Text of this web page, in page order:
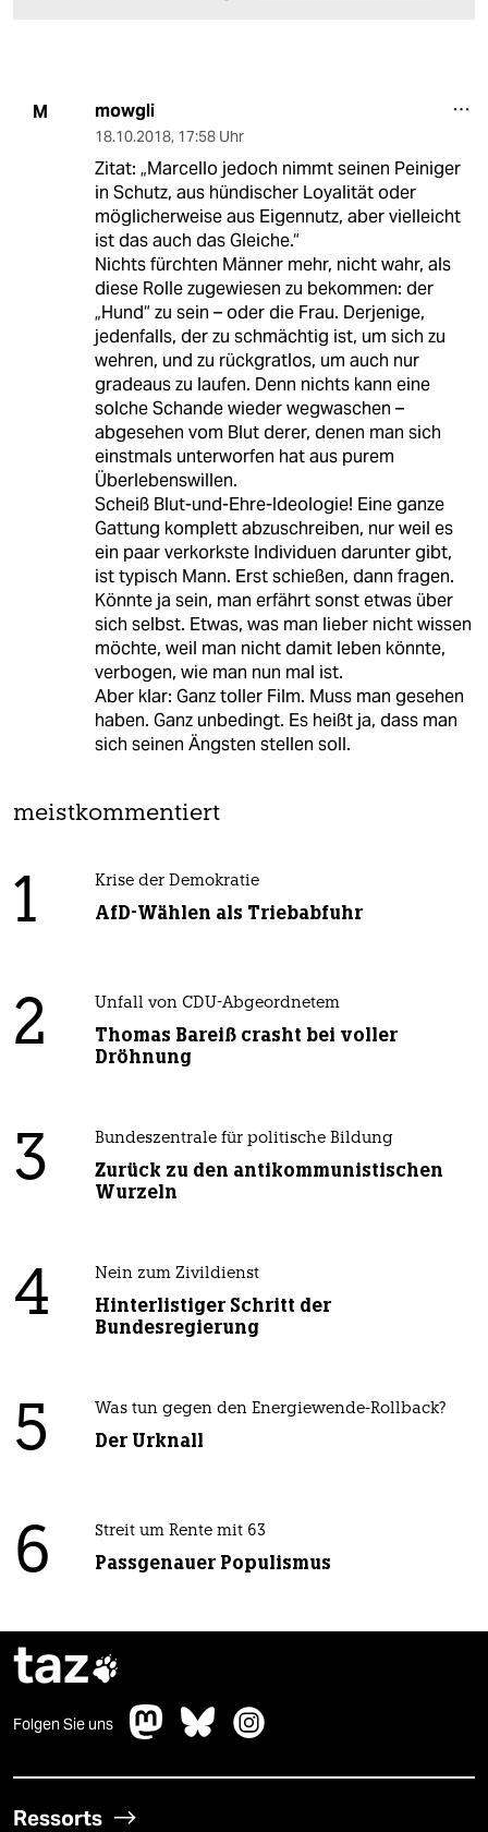
M mowgli
18.10.2018, 17:58 Uhr
Zitat: „Marcello jedoch nimmt seinen Peiniger
in Schutz, aus hündischer Loyalität oder
möglicherweise aus Eigennutz, aber vielleicht
ist das auch das Gleiche.“
Nichts fürchten Männer mehr, nicht wahr, als
diese Rolle zugewiesen zu bekommen: der
„Hund“ zu sein – oder die Frau. Derjenige,
jedenfalls, der zu schmächtig ist, um sich zu
wehren, und zu rückgratlos, um auch nur
gradeaus zu laufen. Denn nichts kann eine
solche Schande wieder wegwaschen –
abgesehen vom Blut derer, denen man sich
einstmals unterworfen hat aus purem
Überlebenswillen.
Scheiß Blut-und-Ehre-Ideologie! Eine ganze
Gattung komplett abzuschreiben, nur weil es
ein paar verkorkste Individuen darunter gibt,
ist typisch Mann. Erst schießen, dann fragen.
Könnte ja sein, man erfährt sonst etwas über
sich selbst. Etwas, was man lieber nicht wissen
möchte, weil man nicht damit leben könnte,
verbogen, wie man nun mal ist.
Aber klar: Ganz toller Film. Muss man gesehen
haben. Ganz unbedingt. Es heißt ja, dass man
sich seinen Ängsten stellen soll.
meistkommentiert
1 Krise der Demokratie
AfD-Wählen als Triebabfuhr
2 Unfall von CDU-Abgeordnetem
Thomas Bareiß crasht bei voller
Dröhnung
3 Bundeszentrale für politische Bildung
Zurück zu den antikommunistischen
Wurzeln
4 Nein zum Zivildienst
Hinterlistiger Schritt der
Bundesregierung
5 Was tun gegen den Energiewende-Rollback?
Der Urknall
6 Streit um Rente mit 63
Passgenauer Populismus
taz
Folgen Sie uns
Ressorts